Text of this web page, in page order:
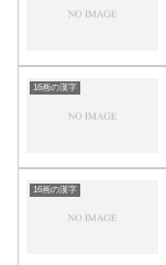
16画の漢字
16画の漢字